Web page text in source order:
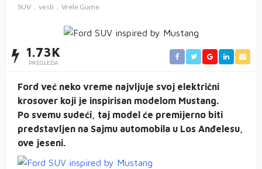
SUV
vesti Vrele Gume
1.73K
PREGLEDA
Ford već neko vreme najvljuje svoj električni
krosover koji je inspirisan modelom Mustang.
Po svemu sudeći, taj model će premijerno biti
predstavljen na Sajmu automobila u Los Anđelesu,
ove jeseni.